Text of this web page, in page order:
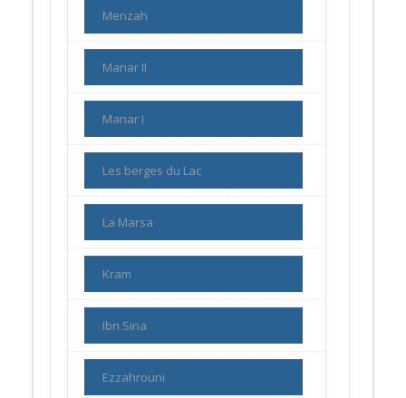
Menzah
Manar II
Manar I
Les berges du Lac
La Marsa
Kram
Ibn Sina
Ezzahrouni